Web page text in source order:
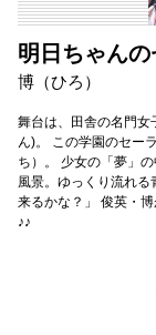
明日ちゃん
博（ひろ）
舞台は、田舎の名門女
ん)。 この学園のセー
ち）。 少女の「夢」
風景。ゆっくり流れ
来るかな？」 俊英・
♪♪